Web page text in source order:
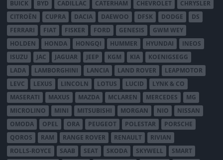
BUICK
BYD CADILLAC CATERHAM CHEVROLET
CHRYSLER
CITROËN
CUPRA DACIA DAEWOO DFSK DODGE
DS
FERRARI
FIAT FISKER FORD GENESIS
GWM WEY
HOLDEN
HONDA HONGQI HUMMER HYUNDAI
INEOS
ISUZU
JAC JAGUAR JEEP KGM KIA
KOENIGSEGG
LADA
LAMBORGHINI LANCIA LAND ROVER
LEAPMOTOR
LEVC
LEXUS LINCOLN LOTUS LUCID
LYNK & CO
MASERATI
MAXUS MAZDA MCLAREN MERCEDES
MG
MICROLINO
MINI MITSUBISHI MORGAN NIO
NISSAN
OMODA
OPEL ORA PEUGEOT POLESTAR
PORSCHE
QOROS
RAM RANGE ROVER RENAULT
RIVIAN
ROLLS-ROYCE
SAAB SEAT SKODA SKYWELL SMART